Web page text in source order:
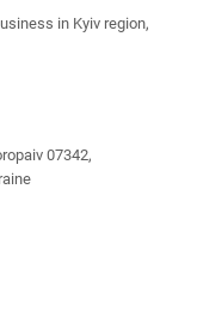
in Kyiv region,
07342,